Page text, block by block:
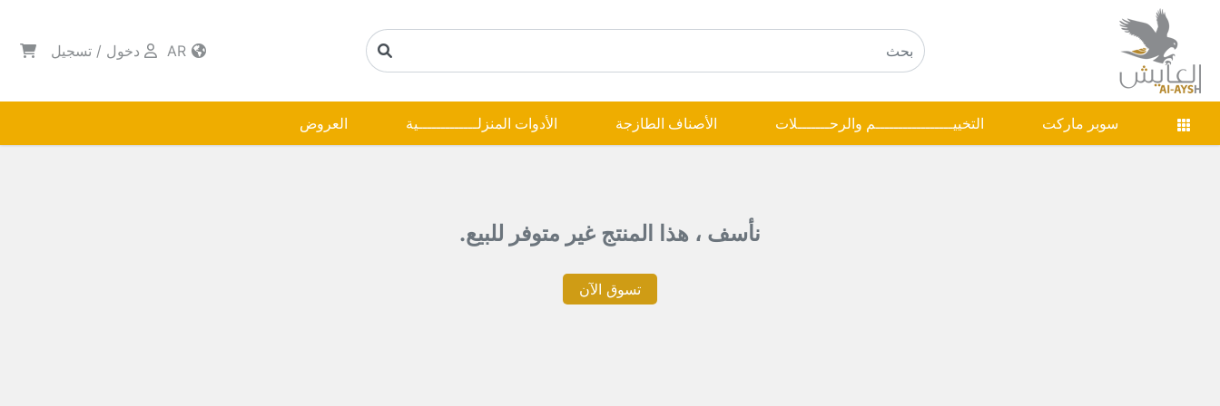
دخول / تسجيل
سوبر ماركت التخييـــــــــــــــــم والرحـــــــلات الأصناف الطازجة الأدوات المنزلـــــــــــــية العروض
نأسف ، هذا المنتج غير متوفر للبيع.
تسوق الآن